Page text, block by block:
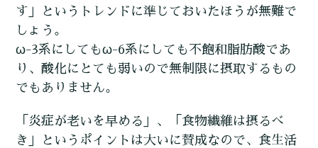
す」というトレンドに準じておいたほうが無難で
しょう。
ω-3系にしてもω-6系にしても不飽和脂肪酸であ
り、酸化にとても弱いので無制限に摂取するもの
でもありません。
「炎症が老いを早める」、「食物繊維は摂るべ
き」というポイントは大いに賛成なので、食生活